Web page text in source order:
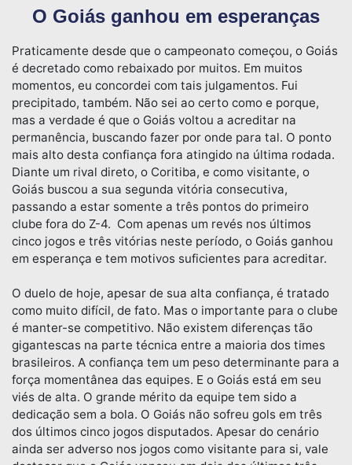
O Goiás ganhou em esperanças
Praticamente desde que o campeonato começou, o Goiás
é decretado como rebaixado por muitos. Em muitos
momentos, eu concordei com tais julgamentos. Fui
precipitado, também. Não sei ao certo como e porque,
mas a verdade é que o Goiás voltou a acreditar na
permanência, buscando fazer por onde para tal. O ponto
mais alto desta confiança fora atingido na última rodada.
Diante um rival direto, o Coritiba, e como visitante, o
Goiás buscou a sua segunda vitória consecutiva,
passando a estar somente a três pontos do primeiro
clube fora do Z-4. Com apenas um revés nos últimos
cinco jogos e três vitórias neste período, o Goiás ganhou
em esperança e tem motivos suficientes para acreditar.
O duelo de hoje, apesar de sua alta confiança, é tratado
como muito difícil, de fato. Mas o importante para o clube
é manter-se competitivo. Não existem diferenças tão
gigantescas na parte técnica entre a maioria dos times
brasileiros. A confiança tem um peso determinante para a
força momentânea das equipes. E o Goiás está em seu
viés de alta. O grande mérito da equipe tem sido a
dedicação sem a bola. O Goiás não sofreu gols em três
dos últimos cinco jogos disputados. Apesar do cenário
ainda ser adverso nos jogos como visitante para si, vale